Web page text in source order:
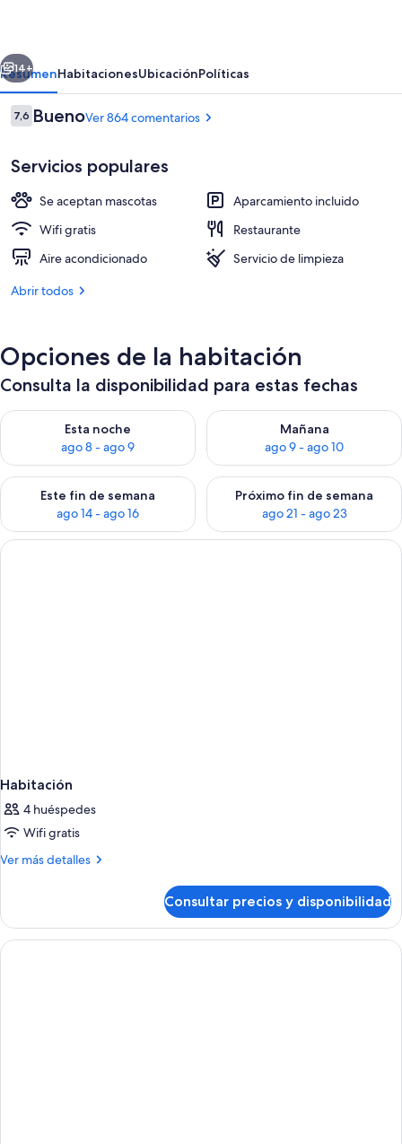
Escritorio, wifi gratis, ropa de cama
Siguiente
14+
ResumenHabitacionesUbicaciónPolíticas
Comentarios
7,67,6 de 10
BuenoVer 864 comentarios
Servicios populares
Se aceptan mascotas
Aparcamiento incluido
Wifi gratis
Restaurante
Aire acondicionado
Servicio de limpieza
Abrir todos
Opciones de la habitación
Consulta la disponibilidad para estas fechas
Esta noche
ago 8 - ago 9
Consulta la disponibilidad para esta noche, ago 8 - ago 9
Mañana
ago 9 - ago 10
Consulta la disponibilidad
Este fin de semana
ago 14 - ago 16
Consulta la disponibilidad para este fin de semana, ago 14 -
Próximo fin de semana
ago 21 - ago 23
Consulta la disponibilidad
Habitación
4 huéspedes
Wifi gratis
Ver más detalles
Más
Consultar precios y disponibilidad